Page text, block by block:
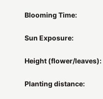
Blooming Time:
Sun Exposure:
Height (flower/leaves):
Planting distance: